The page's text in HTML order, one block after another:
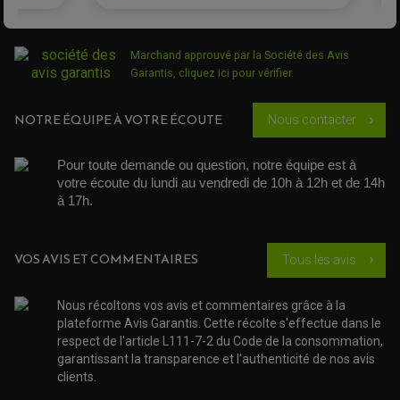
Marchand approuvé par la Société des Avis
Garantis, cliquez ici pour vérifier.
NOTRE ÉQUIPE À VOTRE ÉCOUTE Nous contacter chevron_right
Pour toute demande ou question, notre équipe est à
votre écoute du lundi au vendredi de 10h à 12h et de 14h
à 17h.
VOS AVIS ET COMMENTAIRES Tous les avis chevron_right
Nous récoltons vos avis et commentaires grâce à la
plateforme Avis Garantis. Cette récolte s'effectue dans le
respect de l'article L111-7-2 du Code de la consommation,
garantissant la transparence et l'authenticité de nos avis
clients.